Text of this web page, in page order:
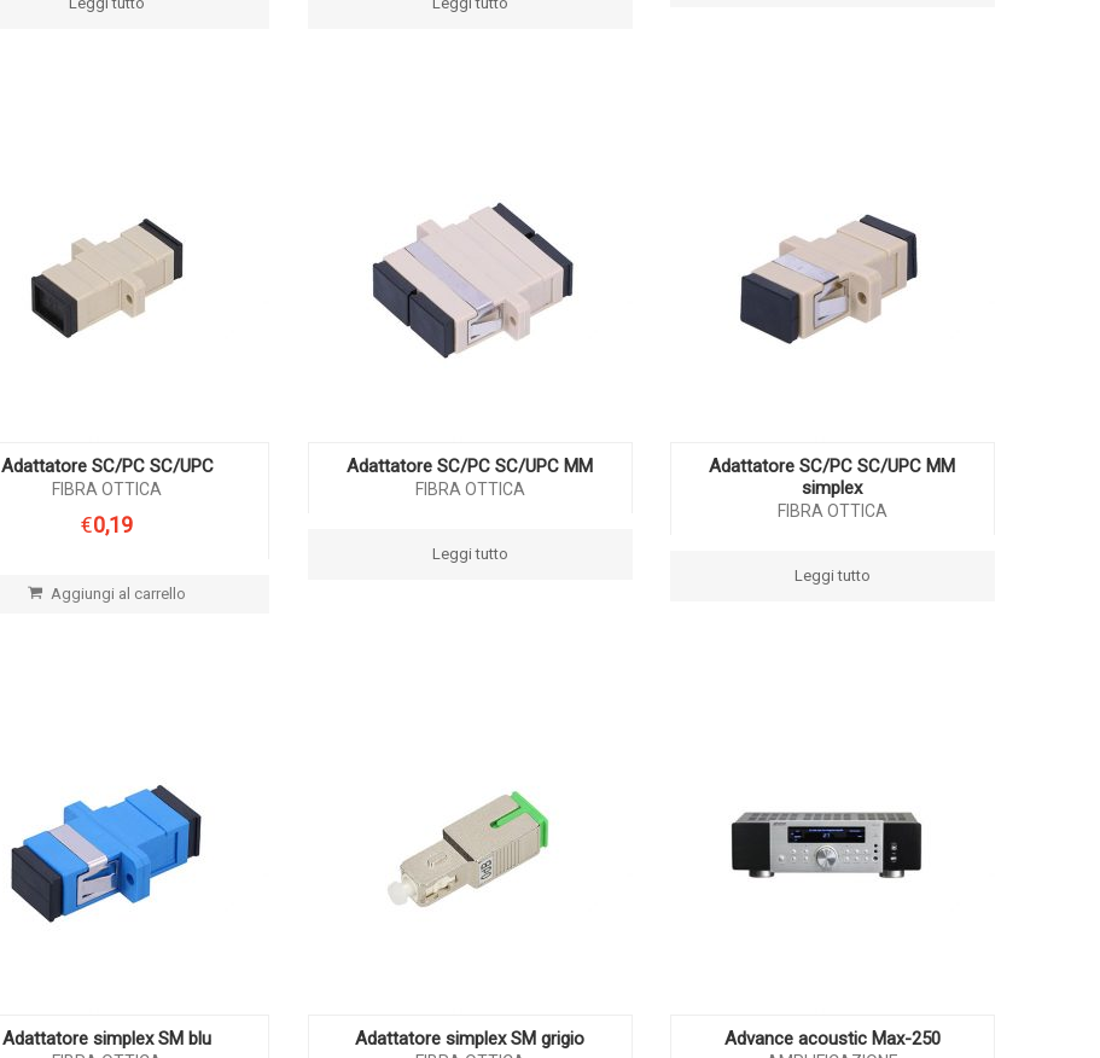
Adattatore SC/PC SC/UPC
FIBRA OTTICA
€0,19
Aggiungi al carrello
Adattatore SC/PC SC/UPC MM
FIBRA OTTICA
Leggi tutto
Adattatore SC/PC SC/UPC MM
simplex
FIBRA OTTICA
Leggi tutto
Adattatore simplex SM blu Adattatore simplex SM grigio Advance acoustic Max-250